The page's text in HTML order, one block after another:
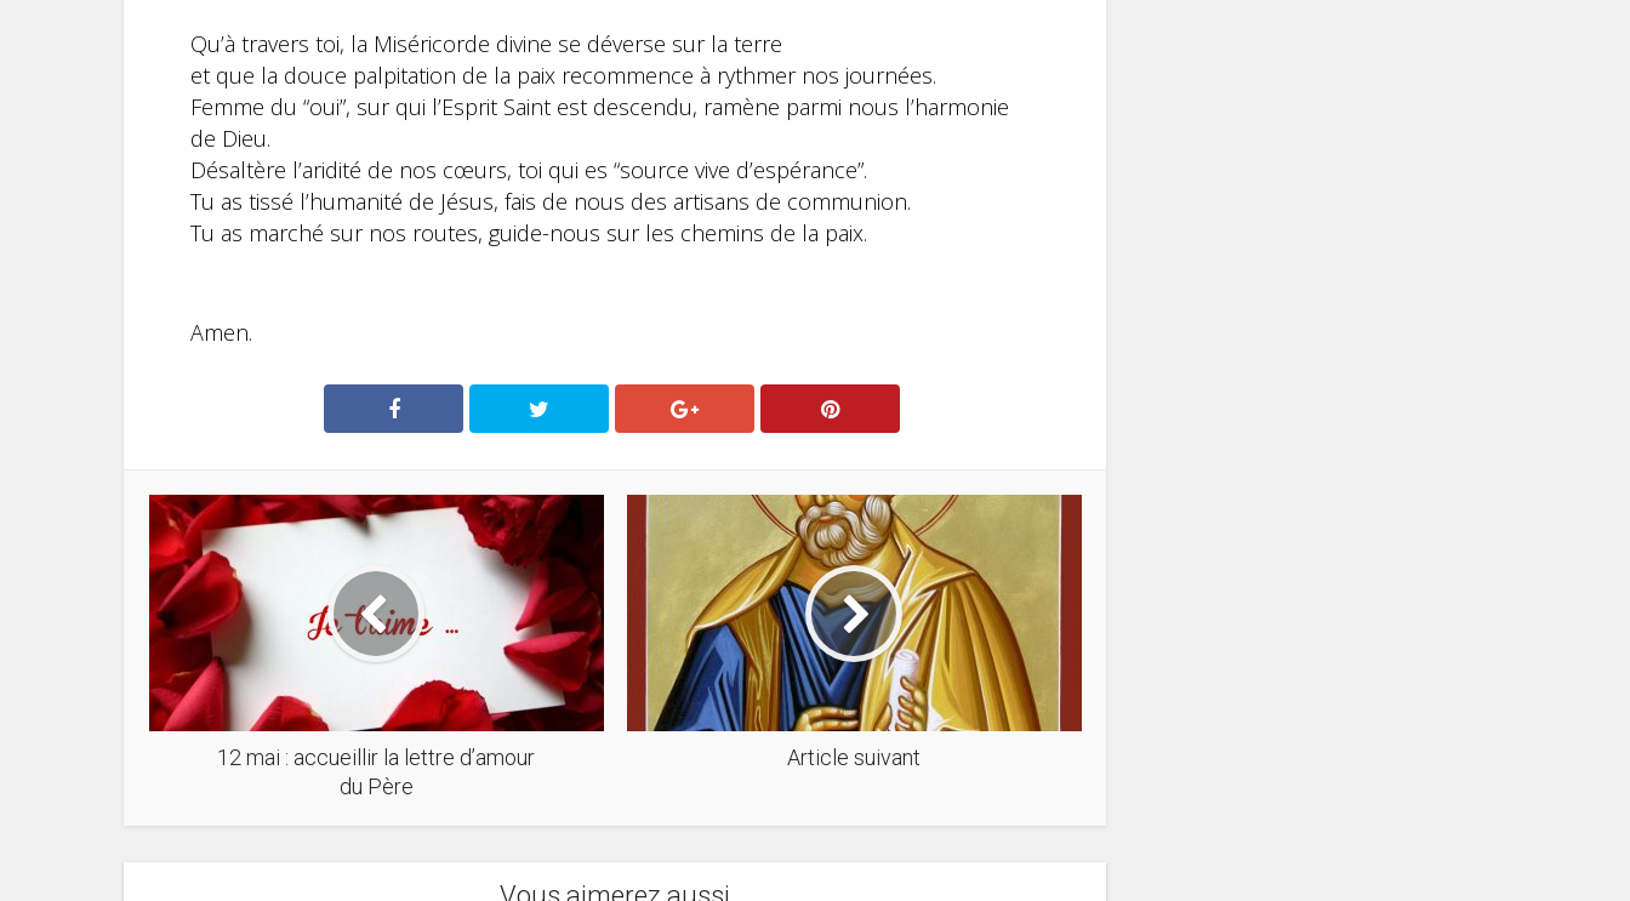
Qu’à travers toi, la Miséricorde divine se déverse sur la terre
et que la douce palpitation de la paix recommence à rythmer nos journées.
Femme du “oui”, sur qui l’Esprit Saint est descendu, ramène parmi nous l’harmonie
de Dieu.
Désaltère l’aridité de nos cœurs, toi qui es “source vive d’espérance”.
Tu as tissé l’humanité de Jésus, fais de nous des artisans de communion.
Tu as marché sur nos routes, guide-nous sur les chemins de la paix.
Amen.
12 mai : accueillir la lettre d’amour
du Père
Article suivant